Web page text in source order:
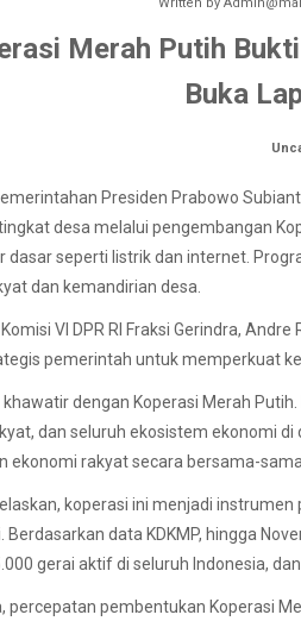
Merah Putih
Buka
Presiden Prabowo
desa melalui pengembangan
dasar seperti listrik dan internet.
dan kemandirian desa.
VI DPR RI Fraksi Gerindra,
pemerintah untuk memperkuat
khawatir dengan Koperasi Merah
dan seluruh ekosistem ekonomi
ekonomi rakyat secara bersama-
koperasi ini menjadi
Berdasarkan data KDKMP, hingga
gerai aktif di seluruh Indonesia,
percepatan pembentukan Koperasi